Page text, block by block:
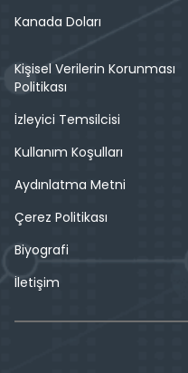
Kanada Doları
Kişisel Verilerin Korunması
Politikası
İzleyici Temsilcisi
Kullanım Koşulları
Aydınlatma Metni
Çerez Politikası
Biyografi
İletişim